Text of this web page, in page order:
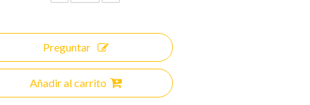
Preguntar
Añadir al carrito